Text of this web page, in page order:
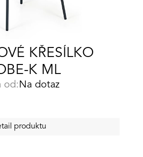
KŘESÍLKO
K ML
od: Na dotaz
produktu